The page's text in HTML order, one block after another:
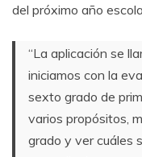
del próximo año
“La aplicación se
iniciamos con la
sexto grado de
varios propósitos,
grado y ver cuáles